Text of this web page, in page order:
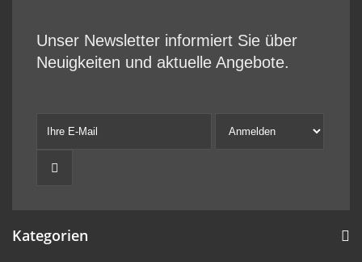
Unser Newsletter informiert Sie über
Neuigkeiten und aktuelle Angebote.
Kategorien